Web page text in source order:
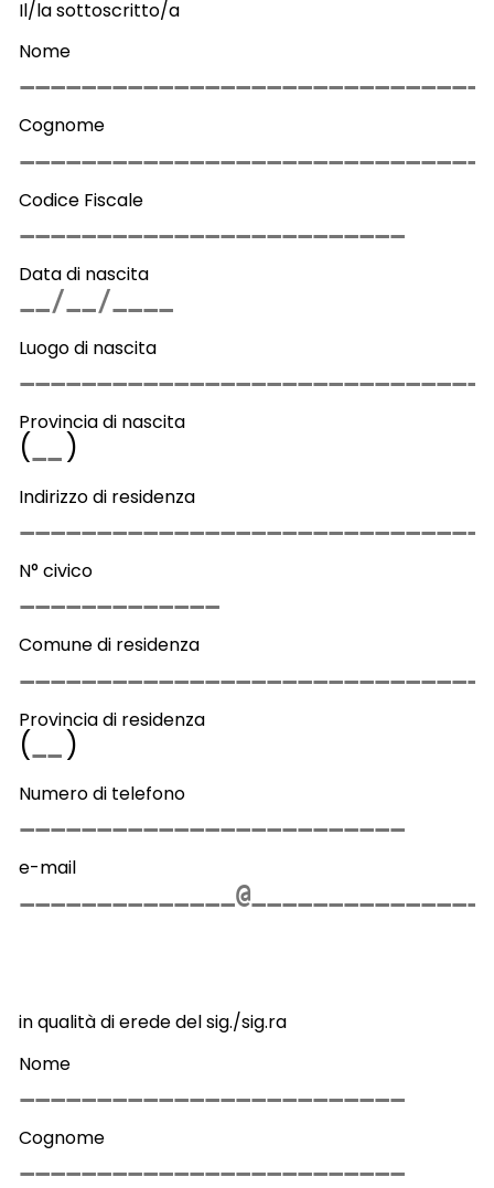
Il/la sottoscritto/a
Nome
Cognome
Codice Fiscale
Data di nascita
Luogo di nascita
Provincia di nascita
( )
Indirizzo di residenza
N° civico
Comune di residenza
Provincia di residenza
( )
Numero di telefono
e-mail
in qualità di erede del sig./sig.ra
Nome
Cognome